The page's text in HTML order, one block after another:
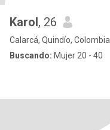
Karol, 26
Calarcá, Quindío, Colombia
Buscando: Mujer 20 - 40